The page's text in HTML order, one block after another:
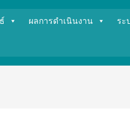
ผลการดำเนินงาน ระ